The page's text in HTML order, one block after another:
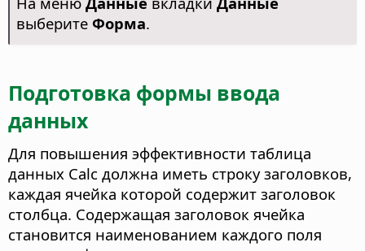
выберите Форма.
Подготовка формы ввода
данных
Для повышения эффективности таблица
данных Calc должна иметь строку заголовков,
каждая ячейка которой содержит заголовок
столбца. Содержащая заголовок ячейка
становится наименованием каждого поля